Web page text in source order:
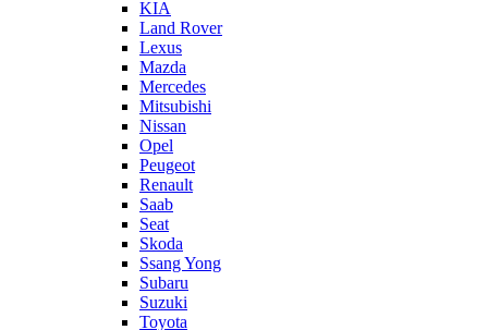
KIA
Land Rover
Lexus
Mazda
Mercedes
Mitsubishi
Nissan
Opel
Peugeot
Renault
Saab
Seat
Skoda
Ssang Yong
Subaru
Suzuki
Toyota